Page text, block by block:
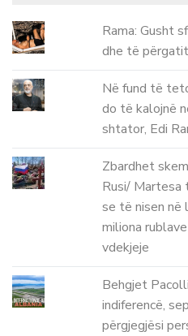
Rama: Gusht
dhe të
Në fund të
do të kalojnë
shtator, Edi
Zbardhet
Rusi/ Martesa
se të nisen në
miliona
vdekjeje
Behgjet
indiferencë,
përgjegjësi